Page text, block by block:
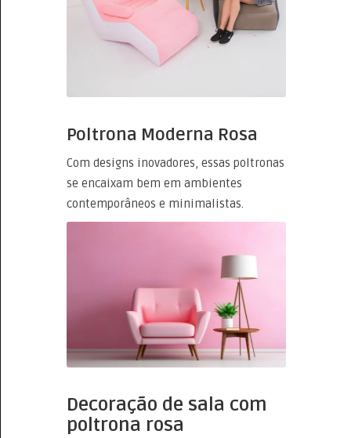
Poltrona Moderna Rosa
Com designs inovadores, essas poltronas
se encaixam bem em ambientes
contemporâneos e minimalistas.
Decoração de sala com
poltrona rosa